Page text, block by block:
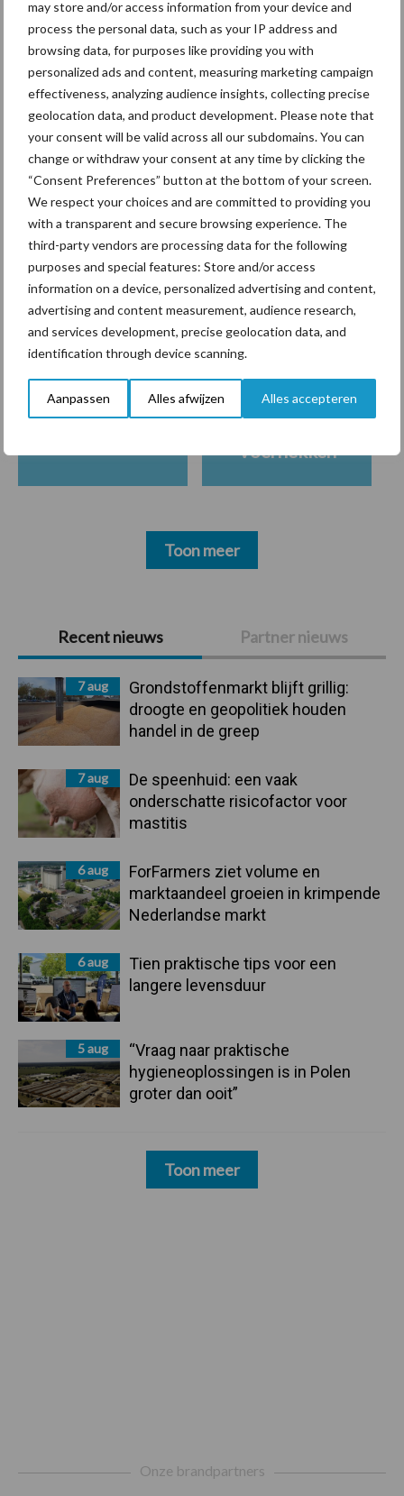
may store and/or access information from your device and
process the personal data, such as your IP address and
browsing data, for purposes like providing you with
personalized ads and content, measuring marketing campaign
effectiveness, analyzing audience insights, collecting precise
geolocation data, and product development. Please note that
your consent will be valid across all our subdomains. You can
change or withdraw your consent at any time by clicking the
“Consent Preferences” button at the bottom of your screen.
We respect your choices and are committed to providing you
with a transparent and secure browsing experience. The
third-party vendors are processing data for the following
purposes and special features: Store and/or access
information on a device, personalized advertising and content,
advertising and content measurement, audience research,
and services development, precise geolocation data, and
identification through device scanning.
Aanpassen Alles afwijzen Alles accepteren
Primaire
Sidebar
Recent nieuws Partner nieuws
7 aug
Grondstoffenmarkt blijft grillig:
droogte en geopolitiek houden
handel in de greep
7 aug
De speenhuid: een vaak
onderschatte risicofactor voor
mastitis
6 aug
ForFarmers ziet volume en
marktaandeel groeien in krimpende
Nederlandse markt
6 aug
Tien praktische tips voor een
langere levensduur
5 aug
“Vraag naar praktische
hygieneoplossingen is in Polen
groter dan ooit”
Toon meer
De speenhuid: een vaak
onderschatte risicofactor
voor mastitis
ForFarmers ziet volume en
marktaandeel groeien in
krimpende Nederlandse
markt
Themapagina's
Diergezondheid Bemesting Fokkerij
Ligbox &
Voerhekken
Toon meer
Onze brandpartners